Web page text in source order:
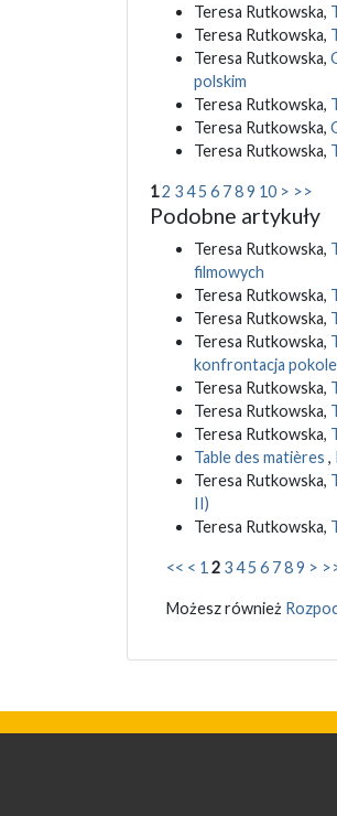
Teresa Rutkowska,
Teresa Rutkowska,
Teresa Rutkowska,
polskim
Teresa Rutkowska,
Teresa Rutkowska,
Teresa Rutkowska,
1 2 3 4 5 6 7 8 9 10 > >>
Podobne artykuły
Teresa Rutkowska,
filmowych
Teresa Rutkowska,
Teresa Rutkowska,
Teresa Rutkowska,
konfrontacja
Teresa Rutkowska,
Teresa Rutkowska,
Teresa Rutkowska,
Table des matières ,
Teresa Rutkowska,
II)
Teresa Rutkowska,
<< < 1 2 3 4 5 6 7 8 9 >
Możesz również